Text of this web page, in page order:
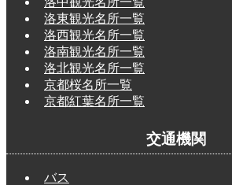
洛東観光名所一覧
洛西観光名所一覧
洛南観光名所一覧
洛北観光名所一覧
京都桜名所一覧
京都紅葉名所一覧
交通機関
バス